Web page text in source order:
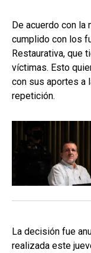
De acuerdo con
cumplido con los
Restaurativa, que
víctimas. Esto
con sus aportes a
repetición.
La decisión fue
realizada este